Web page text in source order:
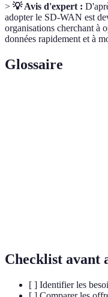
> 💡 Avis d'expert :
adopter le SD-WAN est
organisations cherchant à
données rapidement et à
Glossaire
Checklist avant
[ ] Identifier les